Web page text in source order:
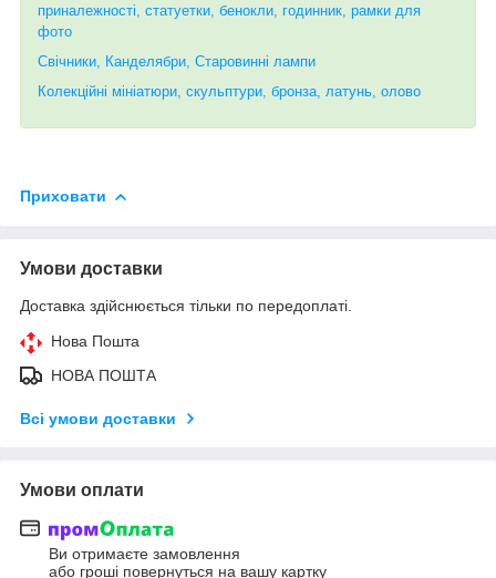
приналежності, статуетки, бенокли, годинник, рамки для
фото
Свічники, Канделябри, Старовинні лампи
Колекційні мініатюри, скульптури, бронза, латунь, олово
Приховати
Умови доставки
Доставка здійснюється тільки по передоплаті.
Нова Пошта
НОВА ПОШТА
Всі умови доставки
Умови оплати
Ви отримаєте замовлення
або гроші повернуться на вашу картку